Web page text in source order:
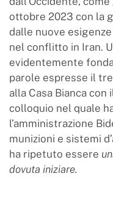
ottobre 2023 con la
dalle nuove
nel conflitto in Iran.
evidentemente
parole espresse il
alla Casa Bianca
colloquio nel quale
l’amministrazione
munizioni e sistemi
ha ripetuto essere
dovuta iniziare.